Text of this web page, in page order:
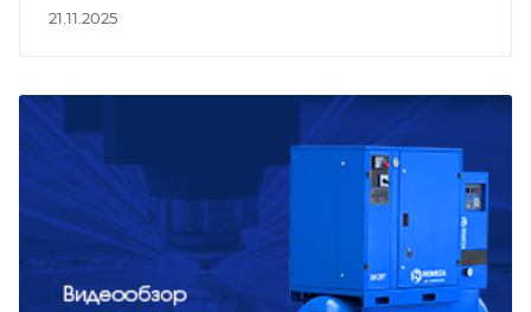
21.11.2025